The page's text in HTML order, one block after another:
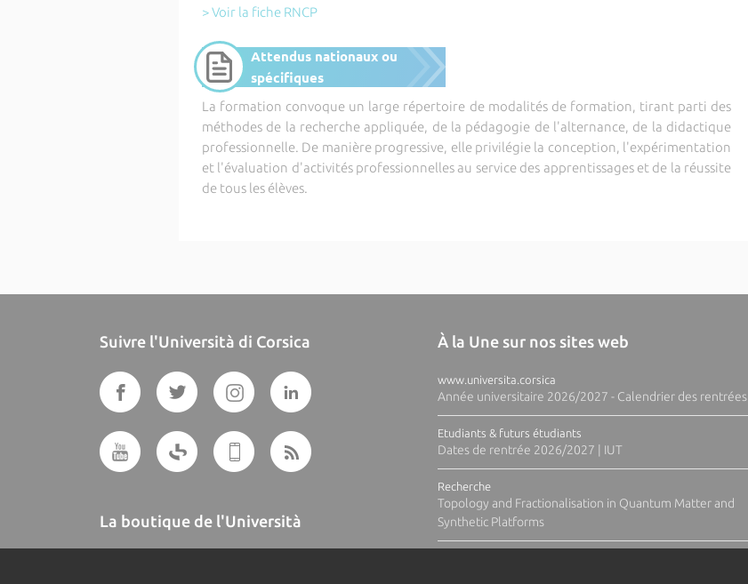
> Voir la fiche RNCP
Attendus nationaux ou
spécifiques
La formation convoque un large répertoire de modalités de formation, tirant parti des
méthodes de la recherche appliquée, de la pédagogie de l'alternance, de la didactique
professionnelle. De manière progressive, elle privilégie la conception, l'expérimentation
et l'évaluation d'activités professionnelles au service des apprentissages et de la réussite
de tous les élèves.
Suivre l'Università di Corsica
La boutique de l'Università
À la Une sur nos sites web
www.universita.corsica
Année universitaire 2026/2027 - Calendrier des rentrées
Etudiants & futurs étudiants
Dates de rentrée 2026/2027 | IUT
Recherche
Topology and Fractionalisation in Quantum Matter and
Synthetic Platforms